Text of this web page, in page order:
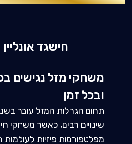
חישגד אונליין
משחקי מזל נגישים
ובכל זמן
תחום הגרלות המזל עובר
שינויים רבים, כאשר משחקי
מפלטפורמות פיזיות לעולמות